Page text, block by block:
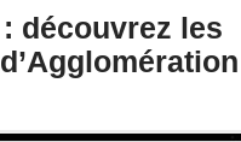
découvrez les